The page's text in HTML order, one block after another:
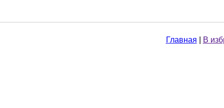
Главная В